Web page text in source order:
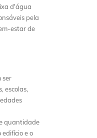
d'água
pela
estar de
ser
escolas,
quantidade
e o